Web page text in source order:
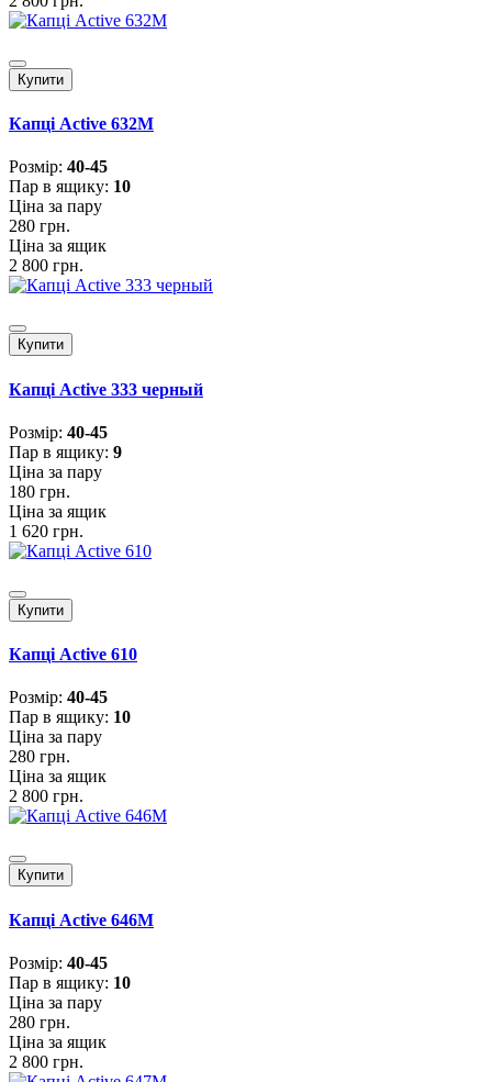
Купити
Капці Active 632M
Розмiр: 40-45
Пар в ящику: 10
Ціна за пару
280 грн.
Ціна за ящик
2 800 грн.
Купити
Капці Active 333 черный
Розмiр: 40-45
Пар в ящику: 9
Ціна за пару
180 грн.
Ціна за ящик
1 620 грн.
Купити
Капці Active 610
Розмiр: 40-45
Пар в ящику: 10
Ціна за пару
280 грн.
Ціна за ящик
2 800 грн.
Купити
Капці Active 646M
Розмiр: 40-45
Пар в ящику: 10
Ціна за пару
280 грн.
Ціна за ящик
2 800 грн.